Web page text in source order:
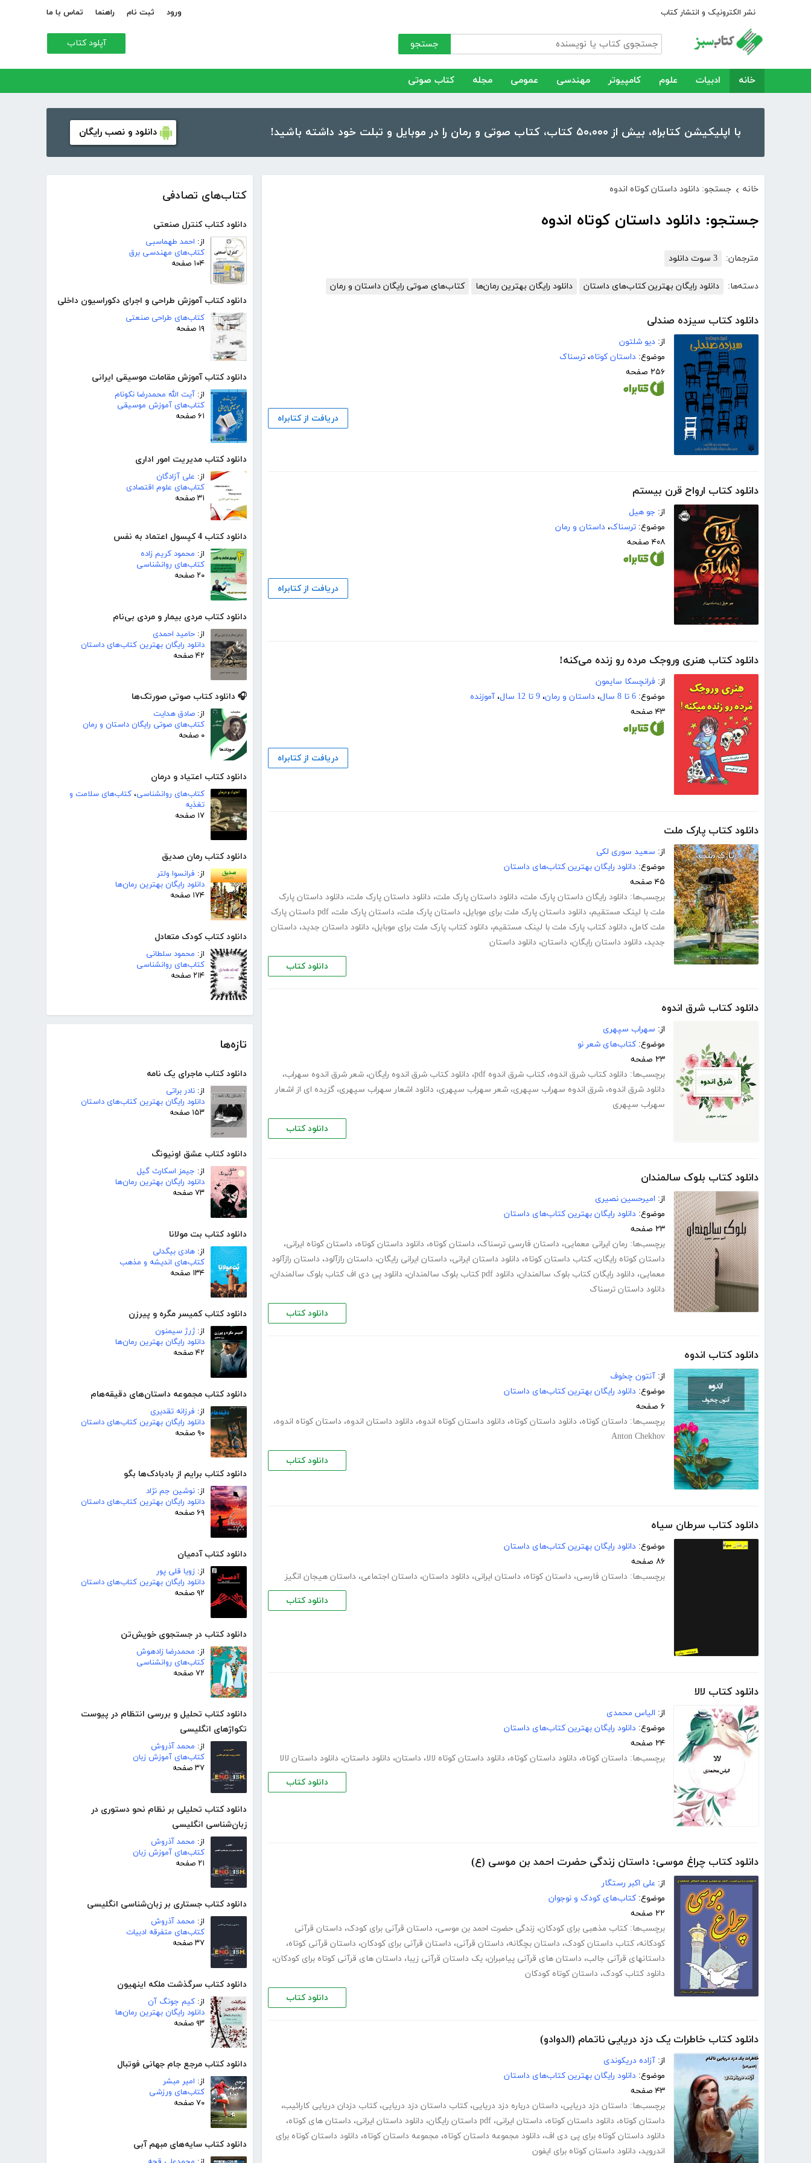
نشر الکترونیک و انتشار کتاب ورود ثبت نام راهنما تماس با ما
جستجو آپلود کتاب
خانه ادبیات علوم کامپیوتر مهندسی عمومی مجله کتاب صوتی
با اپلیکیشن کتابراه، بیش از ۵۰،۰۰۰ کتاب، کتاب صوتی و رمان را در موبایل و تبلت خود داشته باشید! دانلود و نصب رایگان
کتاب‌های تصادفی
دانلود کتاب کنترل صنعتی
از: احمد طهماسبی
کتاب‌های مهندسی برق
۱۰۴ صفحه
دانلود کتاب آموزش طراحی و اجرای دکوراسیون داخلی
کتاب‌های طراحی صنعتی
۱۹ صفحه
دانلود کتاب آموزش مقامات موسیقی ایرانی
از: آیت الله محمدرضا نکونام
کتاب‌های آموزش موسیقی
۶۱ صفحه
دانلود کتاب مدیریت امور اداری
از: علی آزادگان
کتاب‌های علوم اقتصادی
۳۱ صفحه
دانلود کتاب 4 کپسول اعتماد به نفس
از: محمود کریم زاده
کتاب‌های روانشناسی
۲۰ صفحه
دانلود کتاب مردی بیمار و مردی بی‌نام
از: حامید احمدی
دانلود رایگان بهترین کتاب‌های داستان
۴۲ صفحه
🎧 دانلود کتاب صوتی صورتک‌ها
از: صادق هدایت
کتاب‌های صوتی رایگان داستان و رمان
۰ صفحه
دانلود کتاب اعتیاد و درمان
کتاب‌های روانشناسی، کتاب‌های سلامت و
تغذیه
۱۷ صفحه
دانلود کتاب رمان صدیق
از: فرانسوا ولتر
دانلود رایگان بهترین رمان‌ها
۱۷۴ صفحه
دانلود کتاب کودک متعادل
از: محمود سلطانی
کتاب‌های روانشناسی
۲۱۴ صفحه
تازه‌ها
دانلود کتاب ماجرای یک نامه
از: نادر براتی
دانلود رایگان بهترین کتاب‌های داستان
۱۵۳ صفحه
دانلود کتاب عشق اونیونگ
از: جیمز اسکارث گیل
دانلود رایگان بهترین رمان‌ها
۷۳ صفحه
دانلود کتاب بت مولانا
از: هادی بیگدلی
کتاب‌های اندیشه و مذهب
۱۳۴ صفحه
دانلود کتاب کمیسر مگره و پیرزن
از:ژرژ سیمنون
دانلود رایگان بهترین رمان‌ها
۴۲ صفحه
دانلود کتاب مجموعه داستان‌های دقیقه‌هام
از: فرزانه تقدیری
دانلود رایگان بهترین کتاب‌های داستان
۹۰ صفحه
دانلود کتاب برایم از بادبادک‌ها بگو
از: نوشین جم نژاد
دانلود رایگان بهترین کتاب‌های داستان
۶۹ صفحه
دانلود کتاب آدمیان
از: زویا قلی پور
دانلود رایگان بهترین کتاب‌های داستان
۹۲ صفحه
دانلود کتاب در جستجوی خویش‌تن
از: محمدرضا زادهوش
کتاب‌های روانشناسی
۷۲ صفحه
دانلود کتاب تحلیل و بررسی انتظام در پیوست
تکواژهای انگلیسی
از: محمد آذروش
کتاب‌های آموزش زبان
۳۷ صفحه
دانلود کتاب تحلیلی بر نظام نحو دستوری در
زبان‌شناسی انگلیسی
از: محمد آذروش
کتاب‌های آموزش زبان
۲۱ صفحه
دانلود کتاب جستاری بر زبان‌شناسی انگلیسی
از: محمد آذروش
کتاب‌های متفرقه ادبیات
۳۷ صفحه
دانلود کتاب سرگذشت ملکه اینهیون
از: کیم جونگ آن
دانلود رایگان بهترین رمان‌ها
۹۳ صفحه
دانلود کتاب مرجع جام جهانی فوتبال
از: امیر مبشر
کتاب‌های ورزشی
۷۰ صفحه
دانلود کتاب سایه‌های مبهم آبی
خانه › جستجو: دانلود داستان کوتاه اندوه
جستجو: دانلود داستان کوتاه اندوه
مترجمان: 3 سوت دانلود
دسته‌ها: دانلود رایگان بهترین کتاب‌های داستان دانلود رایگان بهترین رمان‌ها کتاب‌های صوتی رایگان داستان و رمان
دانلود کتاب سیزده صندلی
از: دیو شلتون
موضوع: داستان کوتاه، ترسناک
۲۵۶ صفحه
دریافت از کتابراه
دانلود کتاب ارواح قرن بیستم
از: جو ھیل
موضوع: ترسناک، داستان و رمان
۴۰۸ صفحه
دریافت از کتابراه
دانلود کتاب هنری وروجک مرده رو زنده می‌کنه!
از: فرانچسکا سایمون
موضوع: 6 تا 8 سال ، داستان و رمان، 9 تا 12 سال ، آموزنده
۴۳ صفحه
دریافت از کتابراه
دانلود کتاب پارک ملت
از: سعید سوری لکی
موضوع: دانلود رایگان بهترین کتاب‌های داستان
۴۵ صفحه
برچسب‌ها: دانلود رایگان داستان پارک ملت، دانلود داستان پارک ملت، دانلود داستان پارک ملت، دانلود داستان پارک
ملت با لینک مستقیم، دانلود داستان پارک ملت برای موبایل، داستان پارک ملت، داستان پارک ملت،
pdf داستان پارک
ملت کامل، دانلود کتاب پارک ملت با لینک مستقیم، دانلود کتاب پارک ملت برای موبایل، دانلود داستان جدید، داستان
جدید، دانلود داستان رایگان، داستان، دانلود داستان
دانلود کتاب
دانلود کتاب شرق اندوه
از: سهراب سپهری
موضوع: کتاب‌های شعر نو
۲۳ صفحه
برچسب‌ها: دانلود کتاب شرق اندوه، کتاب شرق اندوه pdf ، دانلود کتاب شرق اندوه رایگان، شعر شرق اندوه سهراب،
دانلود شرق اندوه، شرق اندوه سهراب سپهری، شعر سهراب سپهری، دانلود اشعار سهراب سپهری، گزیده ای از اشعار
سهراب سپهری
دانلود کتاب
دانلود کتاب بلوک سالمندان
از: امیرحسین نصیری
موضوع: دانلود رایگان بهترین کتاب‌های داستان
۲۳ صفحه
برچسب‌ها: رمان ایرانی معمایی، داستان فارسی ترسناک، داستان کوتاه، دانلود داستان کوتاه، داستان کوتاه ایرانی،
داستان کوتاه رایگان، کتاب داستان کوتاه، دانلود داستان ایرانی، داستان ایرانی رایگان، داستان رازآلود، داستان رازآلود
معمایی، دانلود رایگان کتاب بلوک سالمندان، دانلود pdf کتاب بلوک سالمندان ، دانلود پی دی اف کتاب بلوک سالمندان،
دانلود داستان ترسناک
دانلود کتاب
دانلود کتاب اندوه
از: آنتون چخوف
موضوع: دانلود رایگان بهترین کتاب‌های داستان
۶ صفحه
برچسب‌ها: داستان کوتاه، دانلود داستان کوتاه، دانلود داستان کوتاه اندوه، دانلود داستان اندوه، داستان کوتاه اندوه،
Anton Chekhov
دانلود کتاب
دانلود کتاب سرطان سیاه
موضوع: دانلود رایگان بهترین کتاب‌های داستان
۸۶ صفحه
برچسب‌ها: داستان فارسی، داستان کوتاه، داستان ایرانی، دانلود داستان، داستان اجتماعی، داستان هیجان انگیز
دانلود کتاب
دانلود کتاب لالا
از: الیاس محمدی
موضوع: دانلود رایگان بهترین کتاب‌های داستان
۲۴ صفحه
برچسب‌ها: داستان کوتاه، دانلود داستان کوتاه، دانلود داستان کوتاه لالا، داستان، دانلود داستان، دانلود داستان لالا
دانلود کتاب
دانلود کتاب چراغ موسی: داستان زندگی حضرت احمد بن موسی (ع)
از: علی اکبر رستگار
موضوع: کتاب‌های کودک و نوجوان
۲۲ صفحه
برچسب‌ها: کتاب مذهبی برای کودکان، زندگی حضرت احمد بن موسی، داستان قرآنی برای کودک، داستان قرآنی
کودکانه، کتاب داستان کودک، داستان بچگانه، داستان قرآنی، داستان قرآنی برای کودکان، داستان قرآنی کوتاه،
داستانهای قرآنی جالب، داستان های قرآنی پیامبران، یک داستان قرآنی زیبا، داستان های قرآنی کوتاه برای کودکان،
دانلود کتاب کودک، داستان کوتاه کودکان
دانلود کتاب
دانلود کتاب خاطرات یک دزد دریایی ناتمام (الدوادو)
از: آزاده دریکوندی
موضوع: دانلود رایگان بهترین کتاب‌های داستان
۴۳ صفحه
برچسب‌ها: داستان دزد دریایی، داستان درباره دزد دریایی، کتاب داستان دزد دریایی، کتاب دزدان دریایی کارائیب،
داستان کوتاه، دانلود داستان کوتاه، داستان ایرانی، pdf داستان رایگان ، دانلود داستان ایرانی، داستان های کوتاه،
دانلود داستان کوتاه برای پی دی اف، دانلود مجموعه داستان کوتاه، مجموعه داستان کوتاه، دانلود داستان کوتاه برای
اندروید، دانلود داستان کوتاه برای ایفون